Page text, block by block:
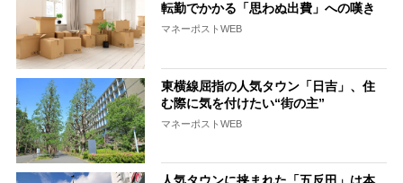
転勤でかかる「思わぬ出費」への嘆き
マネーポストWEB
東横線屈指の人気タウン「日吉」、住
む際に気を付けたい“街の主”
マネーポストWEB